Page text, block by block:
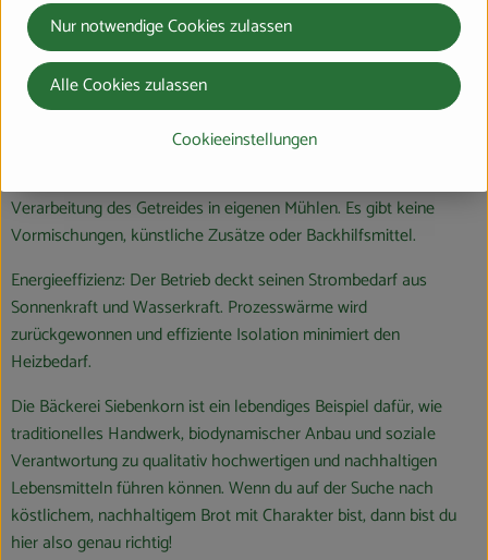
Regionale Zutaten: Die Bäckerei bezieht ihre Bio-Zutaten
vorzugsweise von Demeter-Bäuer:innen aus der Region. Unter
anderem von unserem Partnerbetrieb, dem Hofmanns-Hof in
Bauerbach.
Handwerkliche Tradition: Siebenkorn setzt auf traditionelles
Verarbeitung des Getreides in eigenen Mühlen. Es gibt keine
Vormischungen, künstliche Zusätze oder Backhilfsmittel.
Energieeffizienz: Der Betrieb deckt seinen Strombedarf aus
Sonnenkraft und Wasserkraft. Prozesswärme wird
zurückgewonnen und effiziente Isolation minimiert den
Heizbedarf.
Die Bäckerei Siebenkorn ist ein lebendiges Beispiel dafür, wie
traditionelles Handwerk, biodynamischer Anbau und soziale
Verantwortung zu qualitativ hochwertigen und nachhaltigen
Lebensmitteln führen können. Wenn du auf der Suche nach
köstlichem, nachhaltigem Brot mit Charakter bist, dann bist du
hier also genau richtig!
Cookieeinstellungen
Nur notwendige Cookies zulassen
Alle Cookies zulassen